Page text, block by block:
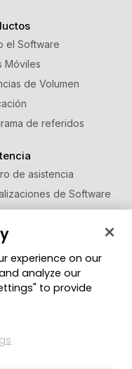
el Software
Móviles
de Volumen
de referidos
de asistencia
de Software
de Aprendizaje
región
experience on our
analyze our
to provide